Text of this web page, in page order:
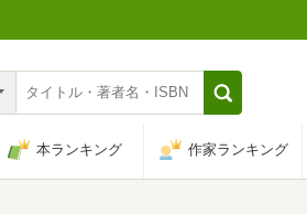
本ランキング 作家ランキング